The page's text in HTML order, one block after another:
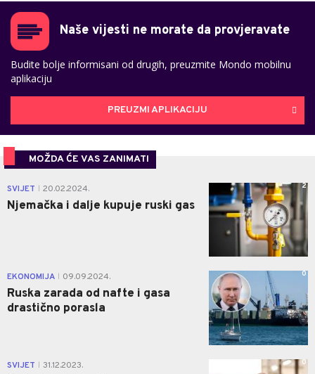
Naše vijesti ne morate da provjeravate
Budite bolje informisani od drugih, preuzmite Mondo mobilnu
aplikaciju
PREUZMI APLIKACIJU
MOŽDA ĆE VAS ZANIMATI
SVIJET 20.02.2024.
Njemačka i dalje kupuje ruski gas
2
EKONOMIJA 09.09.2024.
Ruska zarada od nafte i gasa
drastično porasla
0
SVIJET 31.12.2023. 0